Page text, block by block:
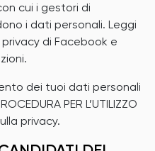
cui i gestori di
i dati personali. Leggi
di Facebook e
dei tuoi dati personali
PER L’UTILIZZO
privacy.